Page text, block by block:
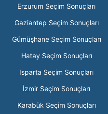
Erzurum Seçim Sonuçları
Gaziantep Seçim Sonuçları
Gümüşhane Seçim Sonuçları
Hatay Seçim Sonuçları
Isparta Seçim Sonuçları
İzmir Seçim Sonuçları
Karabük Seçim Sonuçları